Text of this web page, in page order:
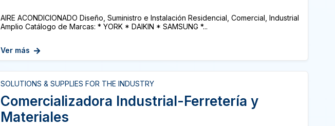
AIRE ACONDICIONADO Diseño, Suministro e Instalación Residencial, Comercial, Industrial
Amplio Catálogo de Marcas: * YORK * DAIKIN * SAMSUNG *...
Ver más
SOLUTIONS & SUPPLIES FOR THE INDUSTRY
Comercializadora Industrial-Ferretería y
Materiales